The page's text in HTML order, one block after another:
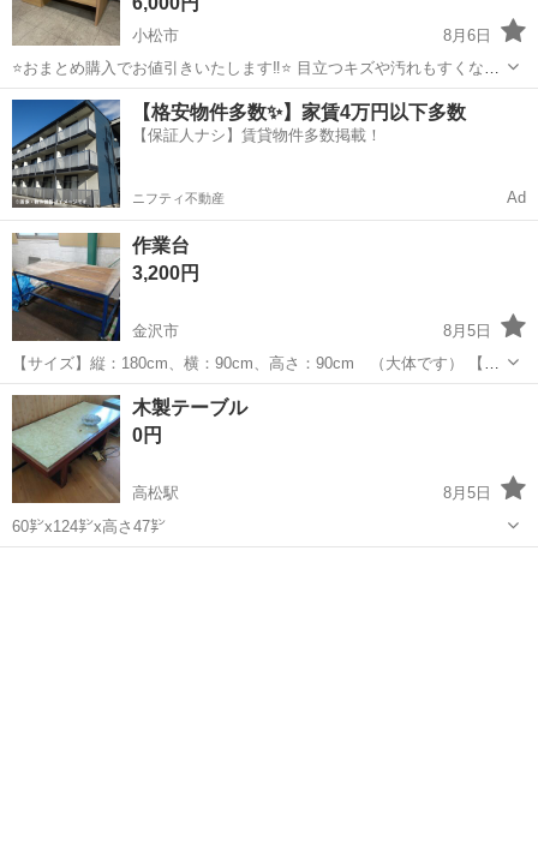
小松市
8月6日
⭐️おまとめ購入でお値引きいたします‼︎⭐️ 目立つキズや汚れもすくなく
美品です サイズは画像を参照してください ☑︎受け渡しについて🚚 基
本的に小松市若杉町にあります 保管倉庫での受け渡しになります ⚠️お
車への積み...
石川 小松市 テーブル ハウス
【格安物件多数✨】家賃4万円以下多数
【保証人ナシ】賃貸物件多数掲載！
ニフティ不動産 Ad
作業台
3,200円
金沢市
8月5日
【サイズ】縦：180cm、横：90cm、高さ：90cm （大体です） 【傷
などの状態】劣化はしております。 【アピールポイント】上面が木製
ですがプラダンなどを敷けばまだまだ使えます！ だいたいこのサイズ
のものが計5つあり...
石川 金沢市 テーブル
木製テーブル
0円
高松駅
8月5日
60㌢x124㌢x高さ47㌢